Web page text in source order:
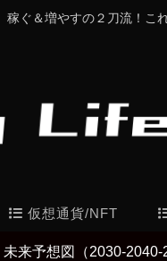
稼ぐ＆増やすの２刀流！こ
仮想通貨/NFT
未来予想図（2030-2040-